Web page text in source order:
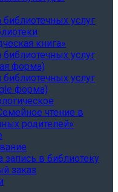
услуг
книга»
библиотечных услуг
форма)
библиотечных услуг
форма)
чтение в
родителей»
запись в библиотеку
заказ